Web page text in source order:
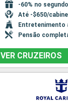
-60% no
Até -$650/cabine
Entretenimento
Pensão
VER CRUZEIROS